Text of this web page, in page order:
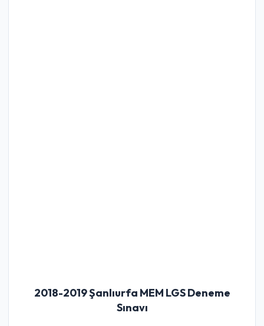
2018-2019 Şanlıurfa MEM LGS Deneme
Sınavı